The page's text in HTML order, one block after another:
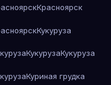
Красноярск
Кукуруза
КукурузаКукуруза
Куриная грудка